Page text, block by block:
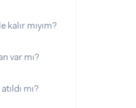
kalır mıyım?
var mı?
mı?